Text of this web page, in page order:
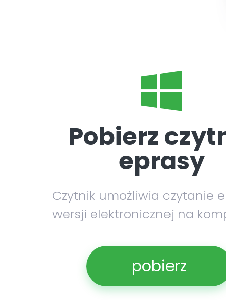
Pobierz
eprasy
Czytnik umożliwia czytanie
wersji elektronicznej na
pobierz